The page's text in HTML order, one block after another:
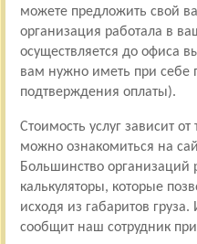
можете предложить свой
организация работала в
осуществляется до офиса
вам нужно иметь при себе
подтверждения оплаты).
Стоимость услуг зависит
можно ознакомиться на
Большинство организаций
калькуляторы, которые
исходя из габаритов
сообщит наш сотрудник